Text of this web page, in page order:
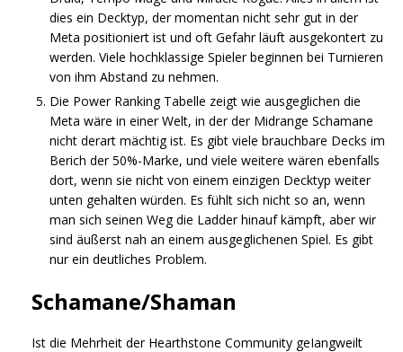
dies ein Decktyp, der momentan nicht sehr gut in der
Meta positioniert ist und oft Gefahr läuft ausgekontert zu
werden. Viele hochklassige Spieler beginnen bei Turnieren
von ihm Abstand zu nehmen.
Die Power Ranking Tabelle zeigt wie ausgeglichen die
Meta wäre in einer Welt, in der der Midrange Schamane
nicht derart mächtig ist. Es gibt viele brauchbare Decks im
Berich der 50%-Marke, und viele weitere wären ebenfalls
dort, wenn sie nicht von einem einzigen Decktyp weiter
unten gehalten würden. Es fühlt sich nicht so an, wenn
man sich seinen Weg die Ladder hinauf kämpft, aber wir
sind äußerst nah an einem ausgeglichenen Spiel. Es gibt
nur ein deutliches Problem.
Schamane/Shaman
Ist die Mehrheit der Hearthstone Community geIangweilt